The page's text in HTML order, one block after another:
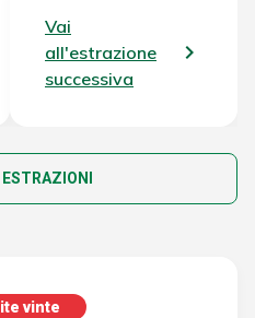
Vai
all'estrazione
successiva
vinte